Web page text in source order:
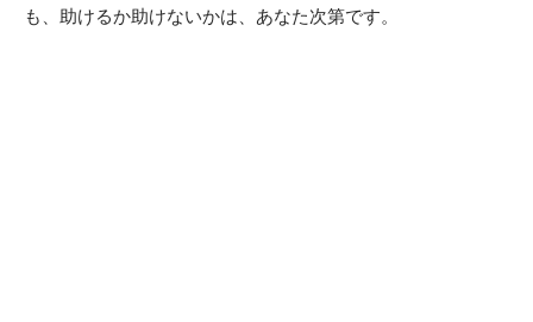
も、助けるか助けないかは、あなた次第です。